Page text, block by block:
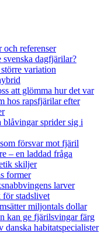
referenser
dagfjärilar?
variation
att glömma hur det var
hos rapsfjärilar efter
blåvingar sprider sig i
försvar mot fjäril
– en laddad fråga
skiljer
former
larver
stadslivet
miljontals dollar
kan ge fjärilsvingar färg
danska habitatspecialister